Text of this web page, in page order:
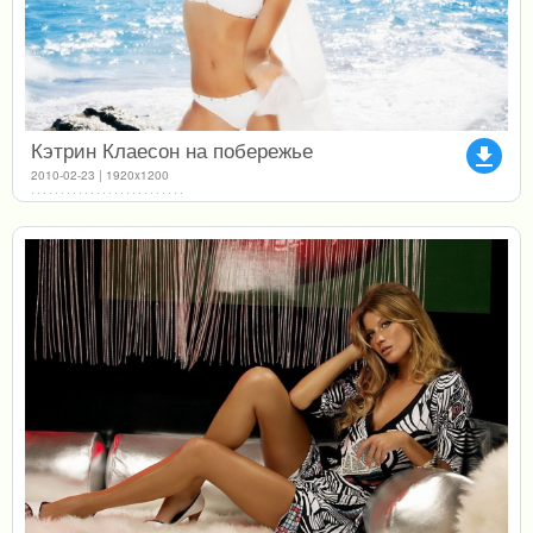
file_download
Кэтрин Клаесон на побережье
2010-02-23 | 1920x1200